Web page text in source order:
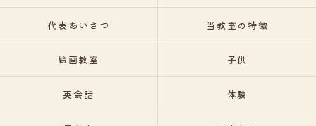
代表あいさつ 当教室の特徴
絵画教室 子供
英会話 体験